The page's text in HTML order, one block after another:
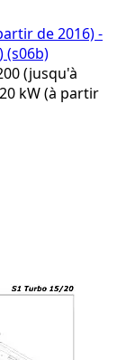
de 2016) -
(s06b)
(jusqu'à
kW (à partir